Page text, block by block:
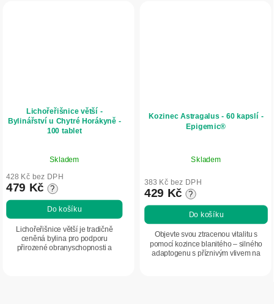
Lichořeřišnice větší -
Bylinářství u Chytré Horákyně -
100 tablet
hodnocení
produktu
je
5,0
z
hvězdiček.
Skladem
428 Kč bez DPH
479 Kč ?
Do košíku
Lichořeřišnice větší je tradičně
ceněná bylina pro podporu
přirozené obranyschopnosti a
Kozinec Astragalus - 60 kapslí -
Epigemic®
Skladem
383 Kč bez DPH
429 Kč ?
Do košíku
Objevte svou ztracenou vitalitu s
pomocí kozince blanitého – silného
adaptogenu s příznivým vlivem na